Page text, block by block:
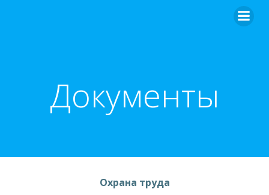
Документы
Охрана труда